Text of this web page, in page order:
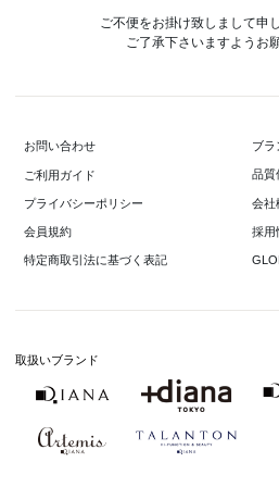
ご不便をお掛け致しまして申
ご了承下さいますようお
お問い合わせ ブラ
ご利用ガイド 品質
プライバシーポリシー 会社
会員規約 採用
特定商取引法に基づく表記
取扱いブランド